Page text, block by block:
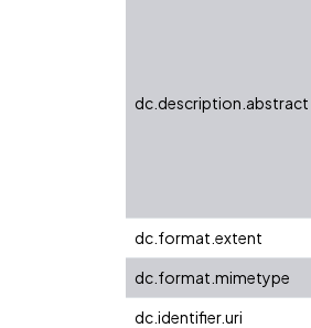
dc.description.abstract
dc.format.extent
dc.format.mimetype
dc.identifier.uri